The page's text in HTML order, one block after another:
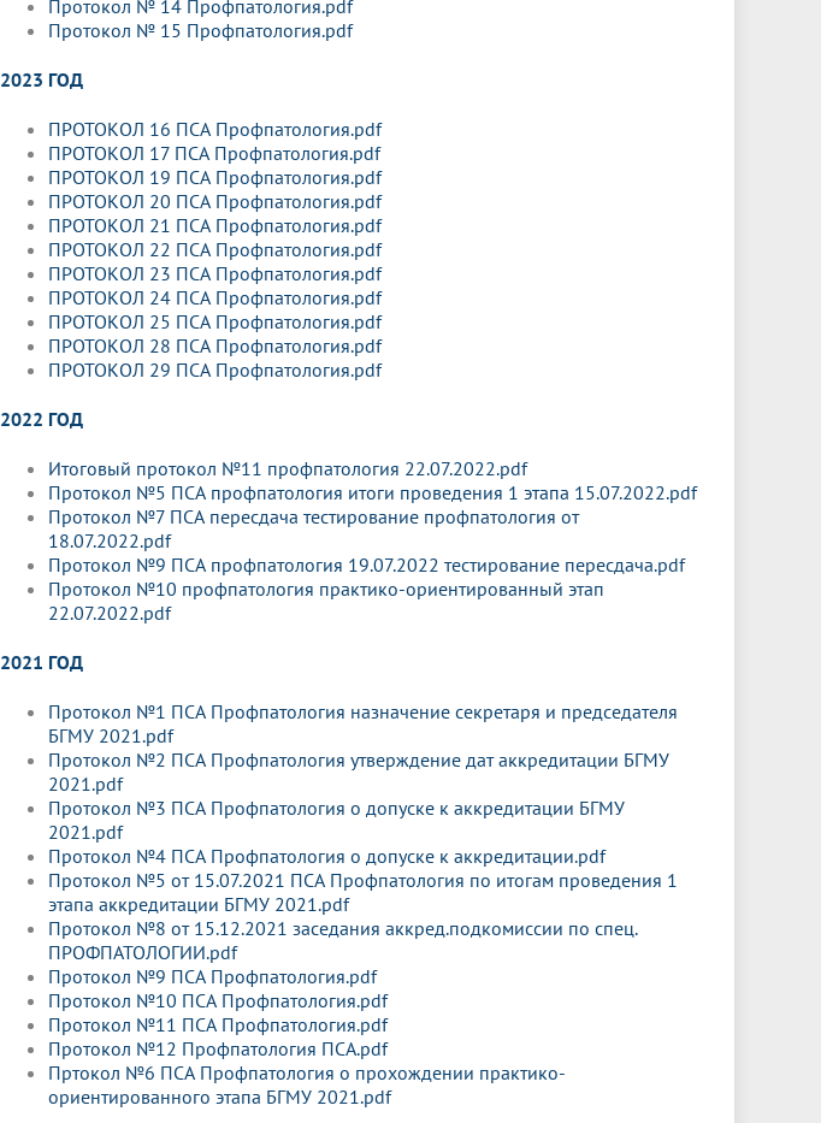
Протокол № 14 Профпатология.pdf
Протокол № 15 Профпатология.pdf
2023 ГОД
ПРОТОКОЛ 16 ПСА Профпатология.pdf
ПРОТОКОЛ 17 ПСА Профпатология.pdf
ПРОТОКОЛ 19 ПСА Профпатология.pdf
ПРОТОКОЛ 20 ПСА Профпатология.pdf
ПРОТОКОЛ 21 ПСА Профпатология.pdf
ПРОТОКОЛ 22 ПСА Профпатология.pdf
ПРОТОКОЛ 23 ПСА Профпатология.pdf
ПРОТОКОЛ 24 ПСА Профпатология.pdf
ПРОТОКОЛ 25 ПСА Профпатология.pdf
ПРОТОКОЛ 28 ПСА Профпатология.pdf
ПРОТОКОЛ 29 ПСА Профпатология.pdf
2022 ГОД
Итоговый протокол №11 профпатология 22.07.2022.pdf
Протокол №5 ПСА профпатология итоги проведения 1 этапа 15.07.2022.pdf
Протокол №7 ПСА пересдача тестирование профпатология от
18.07.2022.pdf
Протокол №9 ПСА профпатология 19.07.2022 тестирование пересдача.pdf
Протокол №10 профпатология практико-ориентированный этап
22.07.2022.pdf
2021 ГОД
Протокол №1 ПСА Профпатология назначение секретаря и председателя
БГМУ 2021.pdf
Протокол №2 ПСА Профпатология утверждение дат аккредитации БГМУ
2021.pdf
Протокол №3 ПСА Профпатология о допуске к аккредитации БГМУ
2021.pdf
Протокол №4 ПСА Профпатология о допуске к аккредитации.pdf
Протокол №5 от 15.07.2021 ПСА Профпатология по итогам проведения 1
этапа аккредитации БГМУ 2021.pdf
Протокол №8 от 15.12.2021 заседания аккред.подкомиссии по спец.
ПРОФПАТОЛОГИИ.pdf
Протокол №9 ПСА Профпатология.pdf
Протокол №10 ПСА Профпатология.pdf
Протокол №11 ПСА Профпатология.pdf
Протокол №12 Профпатология ПСА.pdf
Пртокол №6 ПСА Профпатология о прохождении практико-
ориентированного этапа БГМУ 2021.pdf